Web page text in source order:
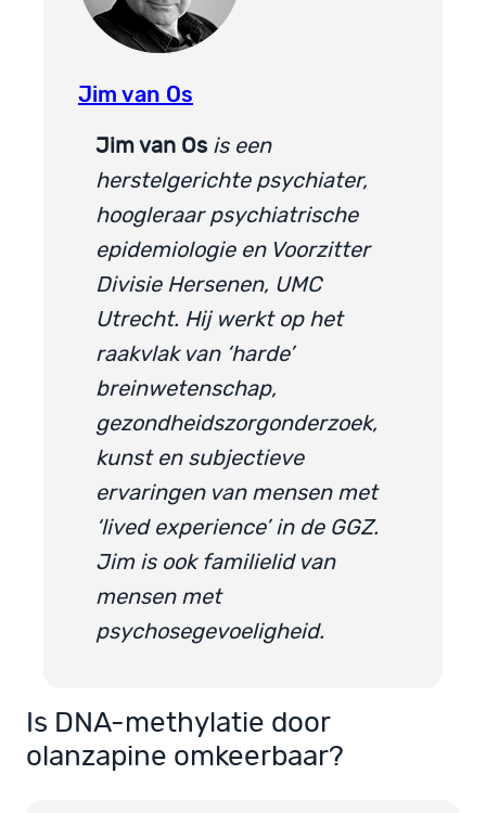
Jim van Os
Jim van Os is een
herstelgerichte psychiater,
hoogleraar psychiatrische
epidemiologie en Voorzitter
Divisie Hersenen, UMC
Utrecht. Hij werkt op het
raakvlak van ‘harde’
breinwetenschap,
gezondheidszorgonderzoek,
kunst en subjectieve
ervaringen van mensen met
‘lived experience’ in de GGZ.
Jim is ook familielid van
mensen met
psychosegevoeligheid.
Is DNA-methylatie door
olanzapine omkeerbaar?